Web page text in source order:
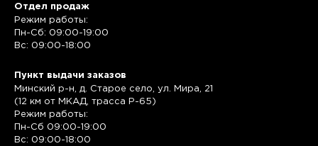
Отдел продаж
Режим работы:
Пн-Сб: 09:00-19:00
Вс: 09:00-18:00
Пункт выдачи заказов
Минский р-н, д. Старое село, ул. Мира, 21
(12 км от МКАД, трасса P-65)
Режим работы:
Пн-Сб 09:00-19:00
Вс: 09:00-18:00